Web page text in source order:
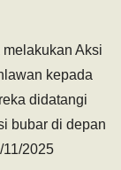
Aksi
kepada
didatangi
bubar di depan
2025